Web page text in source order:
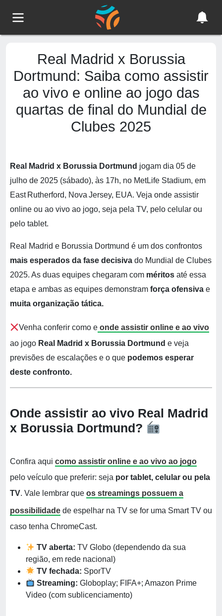
Real Madrid x Borussia
Dortmund: Saiba como assistir
ao vivo e online ao jogo das
quartas de final do Mundial de
Clubes 2025
Real Madrid x Borussia Dortmund jogam dia 05 de
julho de 2025 (sábado), às 17h, no MetLife Stadium, em
East Rutherford, Nova Jersey, EUA. Veja onde assistir
online ou ao vivo ao jogo, seja pela TV, pelo celular ou
pelo tablet.
Real Madrid e Borussia Dortmund é um dos confrontos
mais esperados da fase decisiva do Mundial de Clubes
2025. As duas equipes chegaram com méritos até essa
etapa e ambas as equipes demonstram força ofensiva e
muita organização tática.
Venha conferir como e onde assistir online e ao vivo
ao jogo Real Madrid x Borussia Dortmund e veja
previsões de escalações e o que podemos esperar
deste confronto.
Onde assistir ao vivo Real Madrid
x Borussia Dortmund?
Confira aqui como assistir online e ao vivo ao jogo
pelo veículo que preferir: seja por tablet, celular ou pela
TV. Vale lembrar que os streamings possuem a
possibilidade de espelhar na TV se for uma Smart TV ou
caso tenha ChromeCast.
TV aberta: TV Globo (dependendo da sua
região, em rede nacional)
TV fechada: SporTV
Streaming: Globoplay; FIFA+; Amazon Prime
Video (com sublicenciamento)